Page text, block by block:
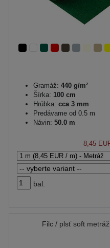
Gramáž: 440 g/m²
Šírka: 100 cm
Hrúbka: cca 3 mm
Predávame od 0.5 m
Návin: 50.0 m
8,45
bal.
Filc / plsť soft